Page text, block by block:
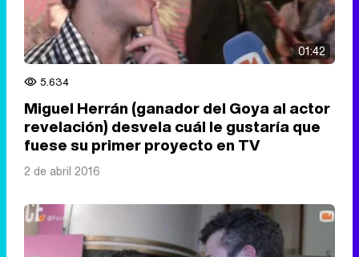
01:42
5.634
Miguel Herrán (ganador del Goya al actor
revelación) desvela cuál le gustaría que
fuese su primer proyecto en TV
2 de abril 2016